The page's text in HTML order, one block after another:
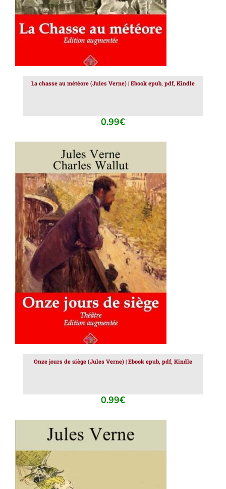
La chasse au météore (Jules Verne) | Ebook epub, pdf, Kindle
0.99€
AJOUTER AU PANIER / DÉTAILS
Onze jours de siège (Jules Verne) | Ebook epub, pdf, Kindle
0.99€